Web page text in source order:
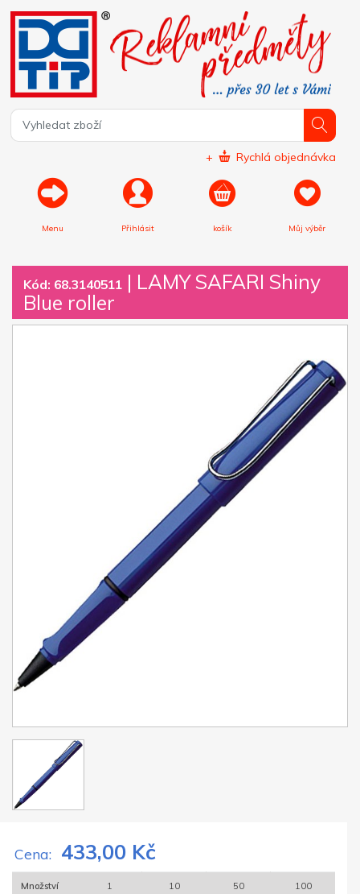
+ Rychlá objednávka
Menu Přihlásit košík Můj výběr
Kód: 68.3140511 | LAMY SAFARI Shiny
Blue roller
Cena: 433,00 Kč
Množství 1 10 50 100